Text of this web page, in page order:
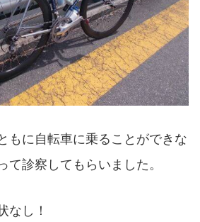
もに自転車に乗ることができな
て診察してもらいました。
なし！